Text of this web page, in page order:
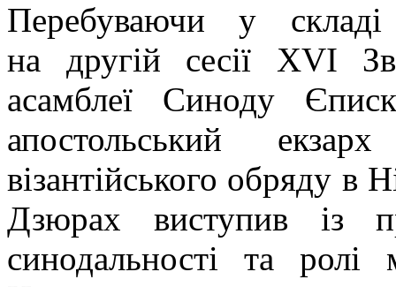
Перебуваючи у
на другій сесії XVI
асамблеї Синоду
апостольський
візантійського обряду в
Дзюрах виступив із
синодальності та ролі